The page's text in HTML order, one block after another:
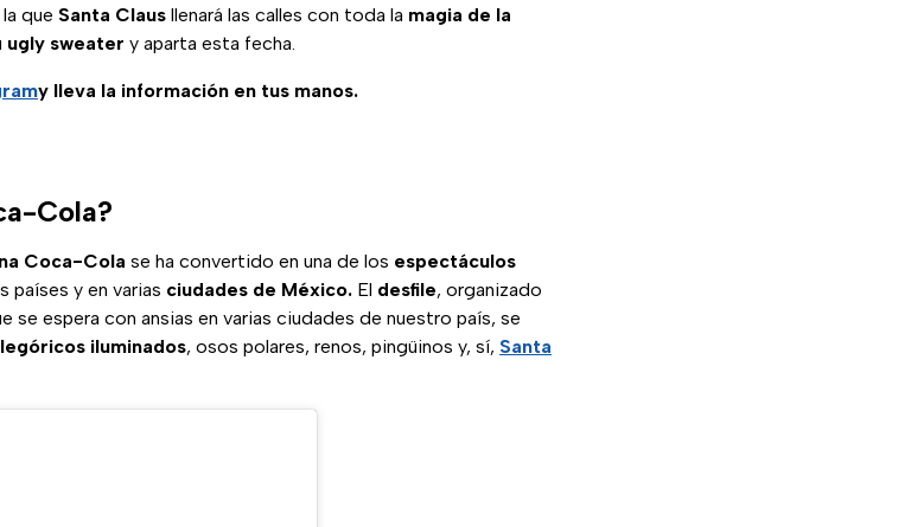
que Santa Claus llenará las calles con toda la magia de la
ugly sweater y aparta esta fecha.
y lleva la información en tus manos.
Cola?
Coca-Cola se ha convertido en una de los espectáculos
países y en varias ciudades de México. El desfile, organizado
se espera con ansias en varias ciudades de nuestro país, se
iluminados, osos polares, renos, pingüinos y, sí, Santa